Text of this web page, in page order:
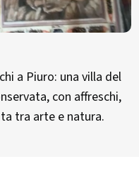
a Piuro: una villa del
con affreschi,
tra arte e natura.